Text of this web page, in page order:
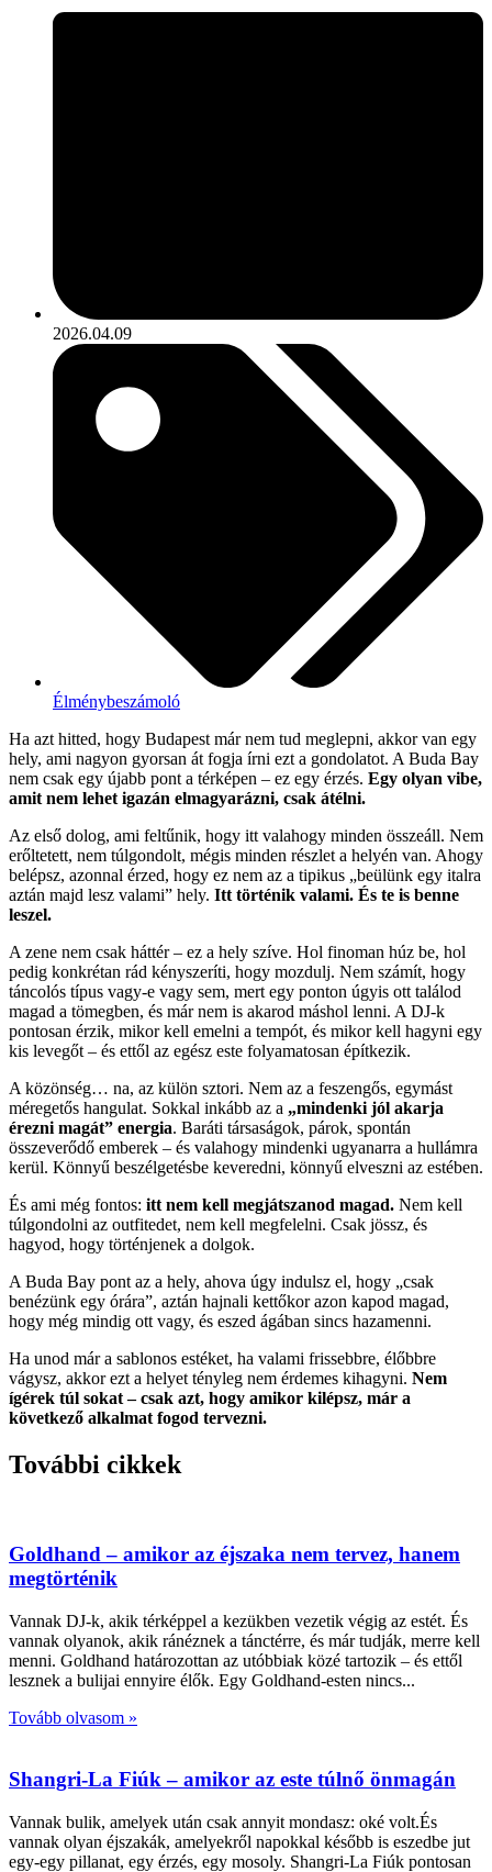
2026.04.09
Élménybeszámoló
Ha azt hitted, hogy Budapest már nem tud meglepni, akkor van egy
hely, ami nagyon gyorsan át fogja írni ezt a gondolatot. A Buda Bay
nem csak egy újabb pont a térképen – ez egy érzés. Egy olyan vibe,
amit nem lehet igazán elmagyarázni, csak átélni.
Az első dolog, ami feltűnik, hogy itt valahogy minden összeáll. Nem
erőltetett, nem túlgondolt, mégis minden részlet a helyén van. Ahogy
belépsz, azonnal érzed, hogy ez nem az a tipikus „beülünk egy italra
aztán majd lesz valami” hely. Itt történik valami. És te is benne
leszel.
A zene nem csak háttér – ez a hely szíve. Hol finoman húz be, hol
pedig konkrétan rád kényszeríti, hogy mozdulj. Nem számít, hogy
táncolós típus vagy-e vagy sem, mert egy ponton úgyis ott találod
magad a tömegben, és már nem is akarod máshol lenni. A DJ-k
pontosan érzik, mikor kell emelni a tempót, és mikor kell hagyni egy
kis levegőt – és ettől az egész este folyamatosan építkezik.
A közönség… na, az külön sztori. Nem az a feszengős, egymást
méregetős hangulat. Sokkal inkább az a „mindenki jól akarja
érezni magát” energia. Baráti társaságok, párok, spontán
összeverődő emberek – és valahogy mindenki ugyanarra a hullámra
kerül. Könnyű beszélgetésbe keveredni, könnyű elveszni az estében.
És ami még fontos: itt nem kell megjátszanod magad. Nem kell
túlgondolni az outfitedet, nem kell megfelelni. Csak jössz, és
hagyod, hogy történjenek a dolgok.
A Buda Bay pont az a hely, ahova úgy indulsz el, hogy „csak
benézünk egy órára”, aztán hajnali kettőkor azon kapod magad,
hogy még mindig ott vagy, és eszed ágában sincs hazamenni.
Ha unod már a sablonos estéket, ha valami frissebbre, élőbbre
vágysz, akkor ezt a helyet tényleg nem érdemes kihagyni. Nem
ígérek túl sokat – csak azt, hogy amikor kilépsz, már a
következő alkalmat fogod tervezni.
További cikkek
Goldhand – amikor az éjszaka nem tervez, hanem
megtörténik
Vannak DJ-k, akik térképpel a kezükben vezetik végig az estét. És
vannak olyanok, akik ránéznek a tánctérre, és már tudják, merre kell
menni. Goldhand határozottan az utóbbiak közé tartozik – és ettől
lesznek a bulijai ennyire élők. Egy Goldhand-esten nincs
Tovább olvasom »
Shangri-La Fiúk – amikor az este túlnő önmagán
Vannak bulik, amelyek után csak annyit mondasz: oké volt.És
vannak olyan éjszakák, amelyekről napokkal később is eszedbe jut
egy-egy pillanat, egy érzés, egy mosoly. Shangri-La Fiúk pontosan